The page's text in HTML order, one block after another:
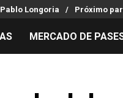
Pablo Longoria Próximo
Mercado de Pases
MERCADO DE